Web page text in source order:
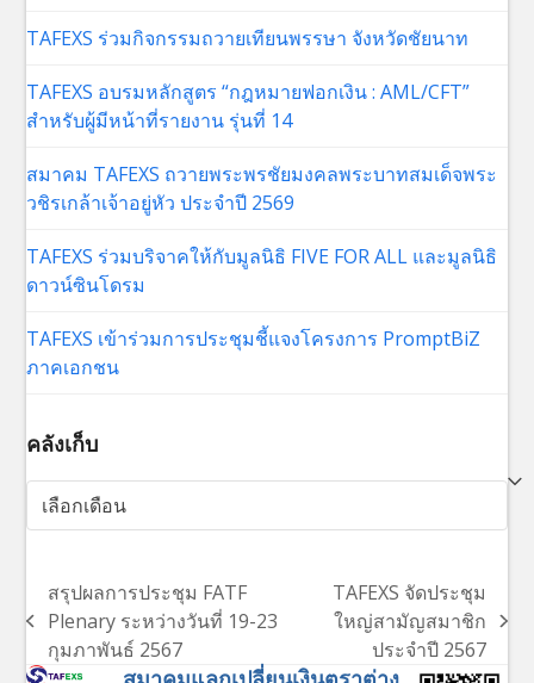
TAFEXS ร่วมกิจกรรมถวายเทียนพรรษา จังหวัดชัยนาท
TAFEXS อบรมหลักสูตร “กฎหมายฟอกเงิน : AML/CFT”
สำหรับผู้มีหน้าที่รายงาน รุ่นที่ 14
สมาคม TAFEXS ถวายพระพรชัยมงคลพระบาทสมเด็จพระ
วชิรเกล้าเจ้าอยู่หัว ประจำปี 2569
TAFEXS ร่วมบริจาคให้กับมูลนิธิ FIVE FOR ALL และมูลนิธิ
ดาวน์ซินโดรม
TAFEXS เข้าร่วมการประชุมชี้แจงโครงการ PromptBiZ
ภาคเอกชน
คลังเก็บ
คลัง
เก็บ
previous
post:
สรุปผลการประชุม FATF
Plenary ระหว่างวันที่ 19-23
กุมภาพันธ์ 2567
next
TAFEXS จัดประชุม
ใหญ่สามัญสมาชิก
ประจำปี 2567